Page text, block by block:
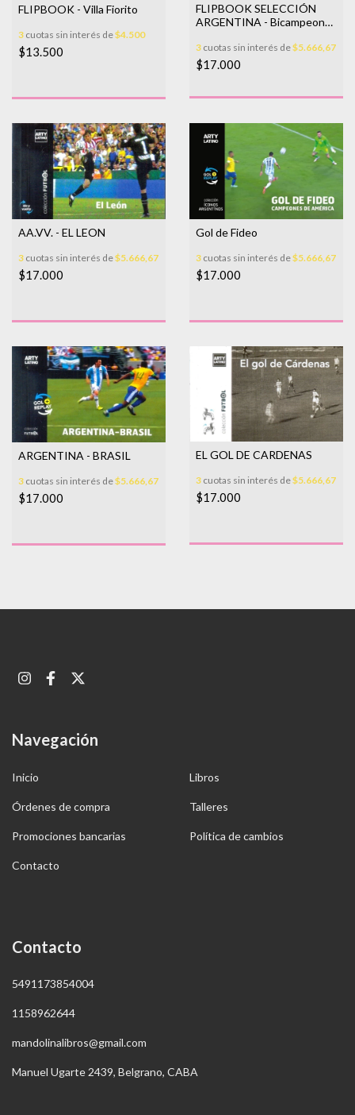
FLIPBOOK - Villa Fiorito
3 cuotas sin interés de$4.500
$13.500
FLIPBOOK SELECCIÓN
ARGENTINA - Bicampeones
3 cuotas sin interés de$5.666,67
$17.000
AA.VV. - EL LEON
3 cuotas sin interés de$5.666,67
$17.000
Gol de Fideo
3 cuotas sin interés de$5.666,67
$17.000
ARGENTINA - BRASIL
3 cuotas sin interés de$5.666,67
$17.000
EL GOL DE CARDENAS
3 cuotas sin interés de$5.666,67
$17.000
Navegación
Inicio Libros
Órdenes de compra Talleres
Promociones bancarias Política de cambios
Contacto
Contacto
5491173854004
1158962644
mandolinalibros@gmail.com
Manuel Ugarte 2439, Belgrano, CABA